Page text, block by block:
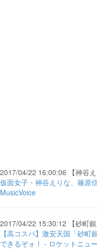
2017/04/22 16:00:06 【神谷え
仮面女子・神谷えりな、篠原
MusicVoice
2017/04/22 15:30:12 【砂町銀
【高コスパ】激安天国「砂
できるぞォ！ - ロケットニュ